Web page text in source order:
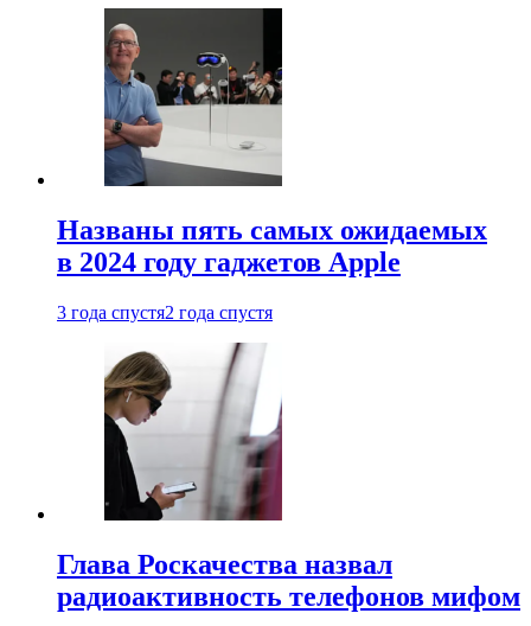
Названы пять самых ожидаемых
в 2024 году гаджетов Apple
3 года спустя2 года спустя
Глава Роскачества назвал
радиоактивность телефонов мифом